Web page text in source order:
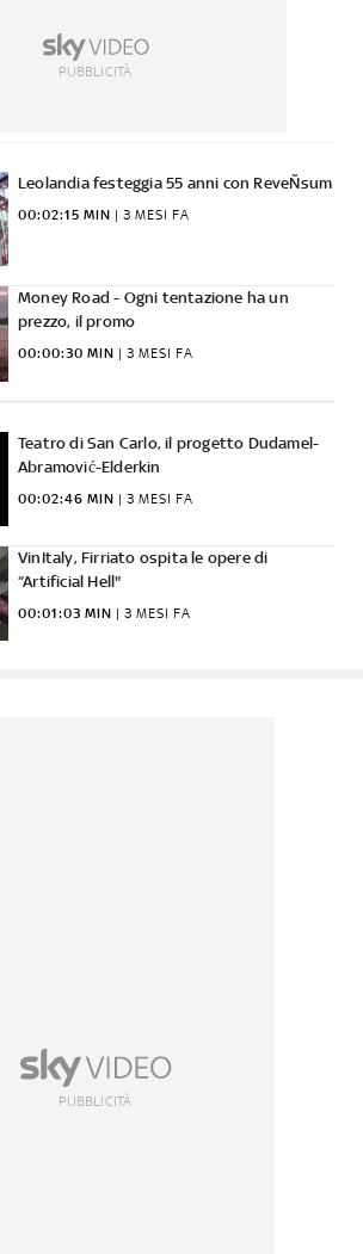
PUBBLICITÀ
Leolandia festeggia 55 anni con ReveÑsum
00:02:15 MIN | 3 MESI FA
Money Road - Ogni tentazione ha un
prezzo, il promo
00:00:30 MIN | 3 MESI FA
Teatro di San Carlo, il progetto Dudamel-
Abramović-Elderkin
00:02:46 MIN | 3 MESI FA
VinItaly, Firriato ospita le opere di
“Artificial Hell"
00:01:03 MIN | 3 MESI FA
PUBBLICITÀ